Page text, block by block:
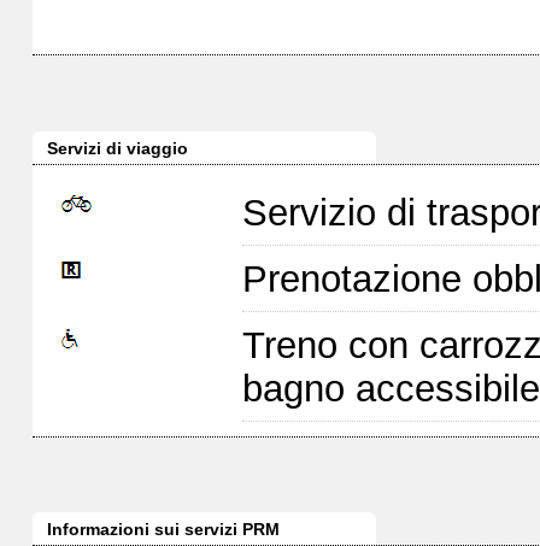
Servizi di viaggio
Servizio di
Prenotazione
Treno con
bagno
Informazioni sui servizi PRM